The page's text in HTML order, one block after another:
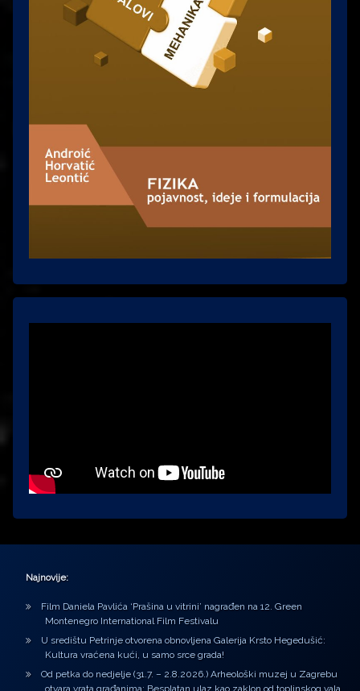
Najnovije:
Film Daniela Pavlića ‘Prašina u vitrini’ nagrađen na 12. Green
Montenegro International Film Festivalu
U središtu Petrinje otvorena obnovljena Galerija Krsto Hegedušić:
Kultura vraćena kući, u samo srce grada!
Od petka do nedjelje (31.7. – 2.8.2026.) Arheološki muzej u Zagrebu